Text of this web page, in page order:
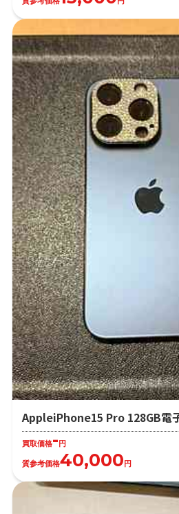
AppleiPhone15 Pro 128GB電
買取価格- 円
質参考価格40,000 円